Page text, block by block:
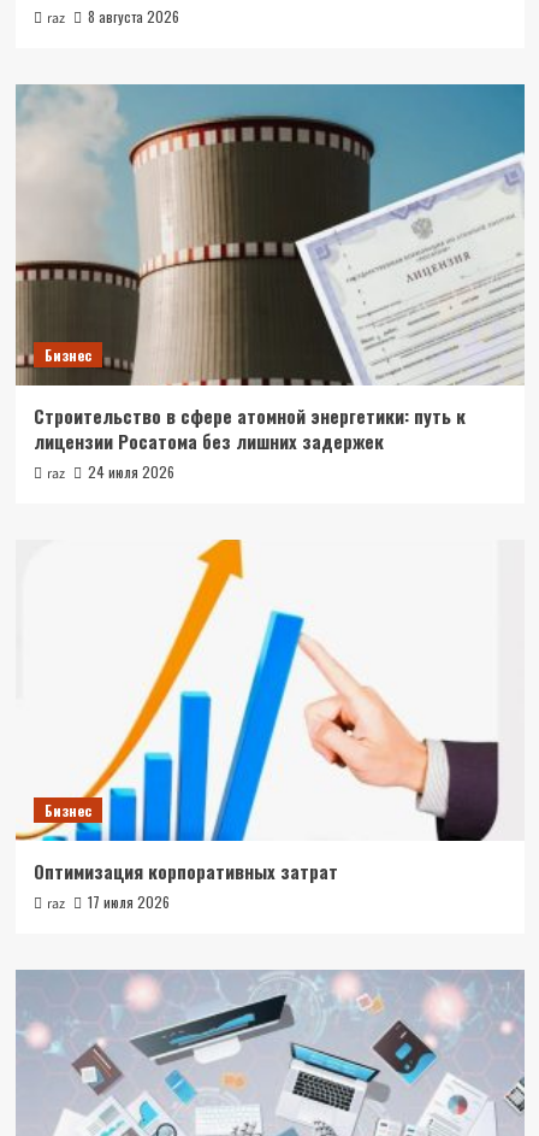
raz 8 августа 2026
Бизнес
Строительство в сфере атомной энергетики: путь к
лицензии Росатома без лишних задержек
raz 24 июля 2026
Бизнес
Оптимизация корпоративных затрат
raz 17 июля 2026